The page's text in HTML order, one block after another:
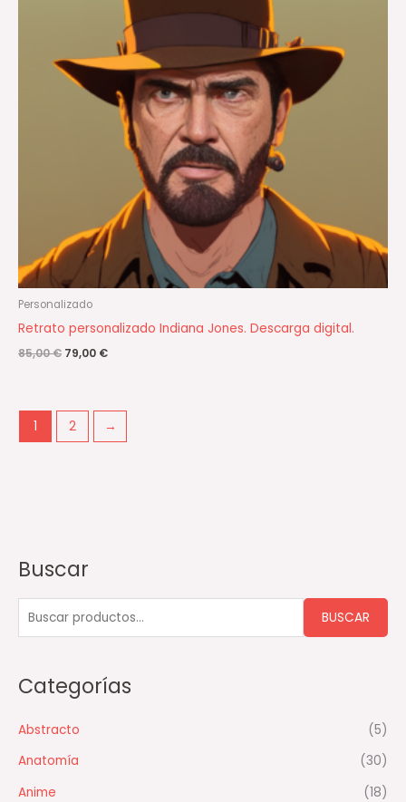
Buscar
B
c
r
o
r
BUSCAR
Categorías
Abstracto
(5)
Anatomía
(30)
Anime
(18)
Personalizado
Retrato personalizado Indiana Jones. Descarga digital.
85,00€ 79,00 €
1 2 →